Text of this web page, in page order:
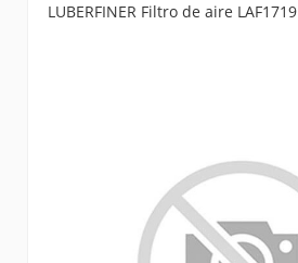
LUBERFINER Filtro de aire LAF1719